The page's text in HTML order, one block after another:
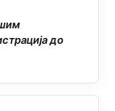
до